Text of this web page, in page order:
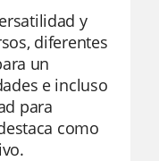
y
diferentes
un
e incluso
para
como